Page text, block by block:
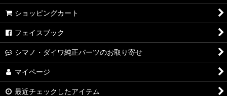
ショッピングカート
フェイスブック
シマノ・ダイワ純正パーツのお取り寄せ
マイページ
最近チェックしたアイテム